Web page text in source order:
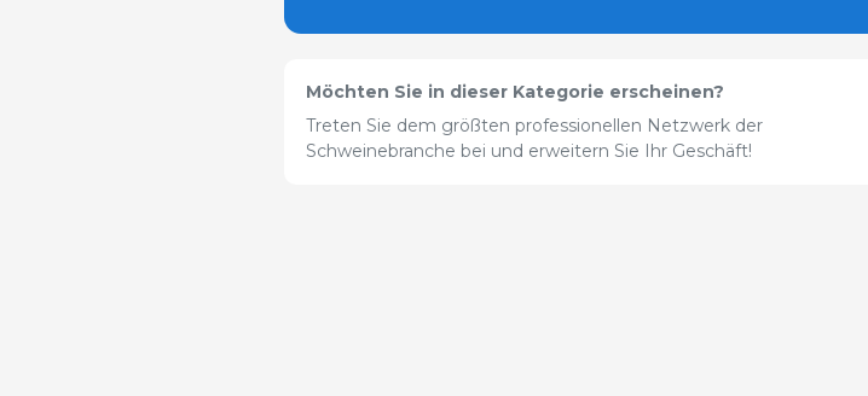
Möchten Sie in dieser Kategorie erscheinen?
Treten Sie dem größten professionellen Netzwerk der
Schweinebranche bei und erweitern Sie Ihr Geschäft!